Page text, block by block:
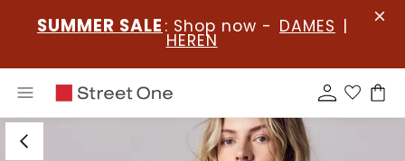
SUMMER SALE : Shop now - DAMES |
HEREN